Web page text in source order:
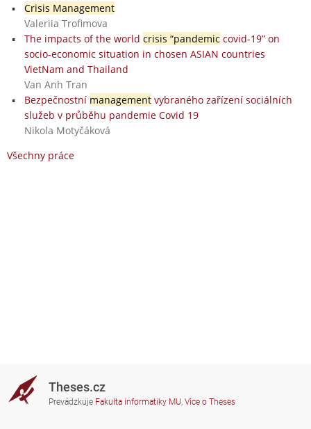
Crisis Management
Valeriia Trofimova
The impacts of the world crisis “pandemic covid-19” on
socio-economic situation in chosen ASIAN countries
VietNam and Thailand
Van Anh Tran
Bezpečnostní managementvybraného zařízení sociálních
služeb v průběhu pandemie Covid 19
Nikola Motyčáková
Všechny práce
Theses.cz
Prevádzkuje Fakulta informatiky MU, Více o Theses